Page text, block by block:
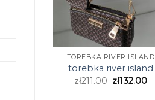
TOREBKA RIVER ISLAND
torebka river island
zł211.00 zł132.00